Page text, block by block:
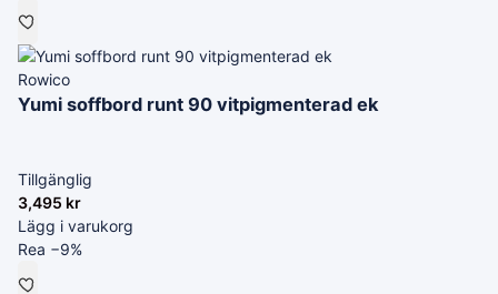
Rowico
Yumi soffbord runt 90 vitpigmenterad ek
Tillgänglig
3,495 kr
Lägg i varukorg
Rea −9%